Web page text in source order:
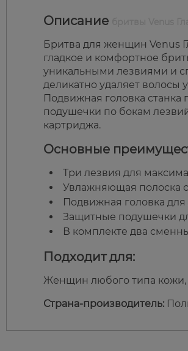
Описание
Бритва для женщин Venus
гладкое и комфортное
уникальными лезвиями и
деликатно удаляет волосы
Подвижная головка станка
подушечки по бокам
картриджа.
Основные
Три лезвия для
Увлажняющая полоска
Подвижная головка для
Защитные подушечки
В комплекте два
Подходит для:
Женщин любого типа кожи,
Страна-производитель: